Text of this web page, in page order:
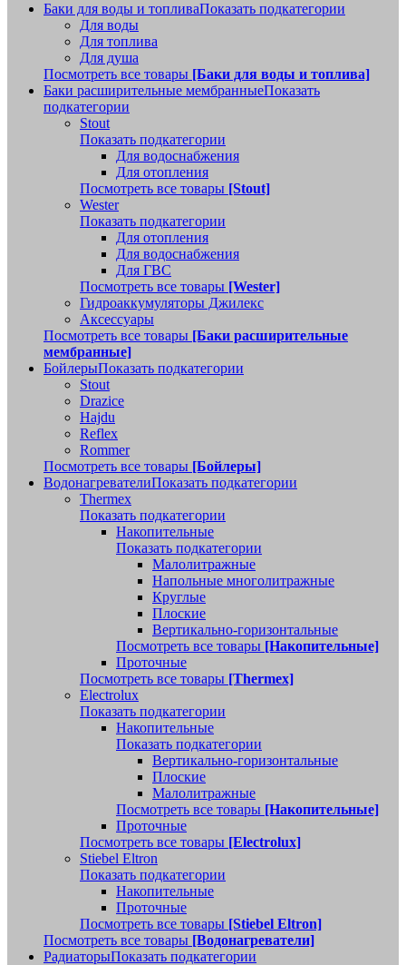
Баки для воды и топливаПоказать подкатегории
Для воды
Для топлива
Для душа
Посмотреть все товары [Баки для воды и топлива]
Баки расширительные мембранныеПоказать
подкатегории
Stout
Показать подкатегории
Для водоснабжения
Для отопления
Посмотреть все товары [Stout]
Wester
Показать подкатегории
Для отопления
Для водоснабжения
Для ГВС
Посмотреть все товары [Wester]
Гидроаккумуляторы Джилекс
Аксессуары
Посмотреть все товары [Баки расширительные
мембранные]
БойлерыПоказать подкатегории
Stout
Drazice
Hajdu
Reflex
Rommer
Посмотреть все товары [Бойлеры]
ВодонагревателиПоказать подкатегории
Thermex
Показать подкатегории
Накопительные
Показать подкатегории
Малолитражные
Напольные многолитражные
Круглые
Плоские
Вертикально-горизонтальные
Посмотреть все товары [Накопительные]
Проточные
Посмотреть все товары [Thermex]
Electrolux
Показать подкатегории
Накопительные
Показать подкатегории
Вертикально-горизонтальные
Плоские
Малолитражные
Посмотреть все товары [Накопительные]
Проточные
Посмотреть все товары [Electrolux]
Stiebel Eltron
Показать подкатегории
Накопительные
Проточные
Посмотреть все товары [Stiebel Eltron]
Посмотреть все товары [Водонагреватели]
РадиаторыПоказать подкатегории